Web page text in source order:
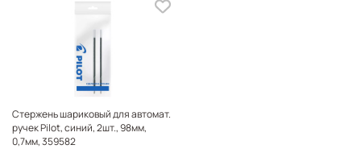
Стержень шариковый для автомат.
ручек Pilot, синий, 2шт., 98мм,
0,7мм, 359582